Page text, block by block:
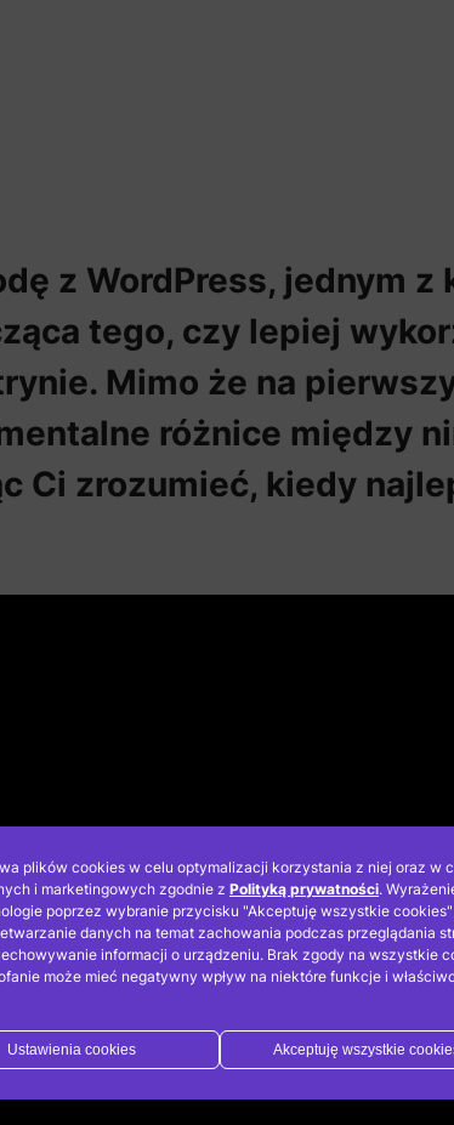
plików cookies w celu optymalizacji korzystania z niej oraz w
i marketingowych zgodnie z Polityką prywatności.
poprzez wybranie przycisku "Akceptuję wszystkie
danych na temat zachowania podczas przeglądania
informacji o urządzeniu. Brak zgody na wszystkie
może mieć negatywny wpływ na niektóre funkcje i
Akceptuję wszystkie
Ustawienia cookies
z WordPress, jednym
tego, czy lepiej
Mimo że na
różnice między
Ci zrozumieć, kiedy